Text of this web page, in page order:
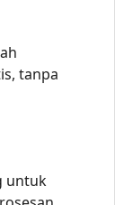
tanpa
untuk